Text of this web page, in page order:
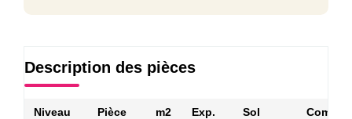
Description des pièces
Niveau Pièce m2 Exp. Sol